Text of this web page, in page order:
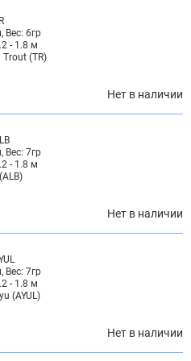
Вес: 6гр
- 1.8 м
Trout (TR)
Нет в наличии
Вес: 7гр
- 1.8 м
Нет в наличии
Вес: 7гр
- 1.8 м
(AYUL)
Нет в наличии